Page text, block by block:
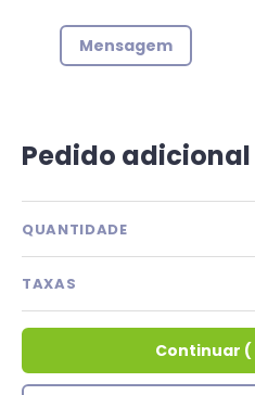
Mensagem
Pedido adicional
QUANTIDADE
TAXAS
Continuar (